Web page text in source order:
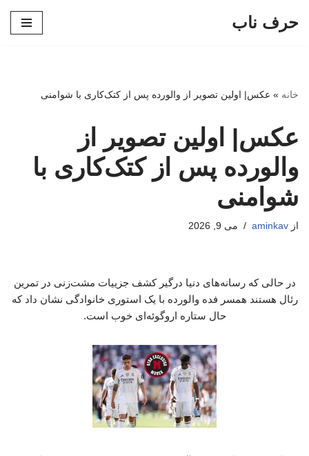
حرف ناب
خانه » عکس| اولین تصویر از والورده پس از کتک‌کاری با شوامنی
عکس| اولین تصویر از
والورده پس از کتک‌کاری با
شوامنی
از aminkav می 9, 2026
در حالی که رسانه‌های دنیا درگیر کشف جزییات مشت‌زنی در تمرین
رئال هستند همسر فده والورده با یک استوری خانوادگی نشان داد که
حال ستاره اروگوئه‌ای خوب است.